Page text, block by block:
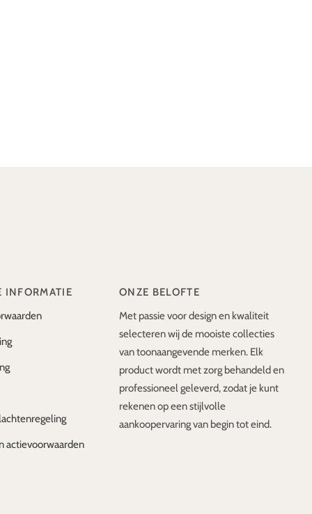
INFORMATIE
actievoorwaarden
ONZE BELOFTE
Met passie voor design en kwaliteit
selecteren wij de mooiste collecties
van toonaangevende merken. Elk
product wordt met zorg behandeld en
professioneel geleverd, zodat je kunt
rekenen op een stijlvolle
aankoopervaring van begin tot eind.